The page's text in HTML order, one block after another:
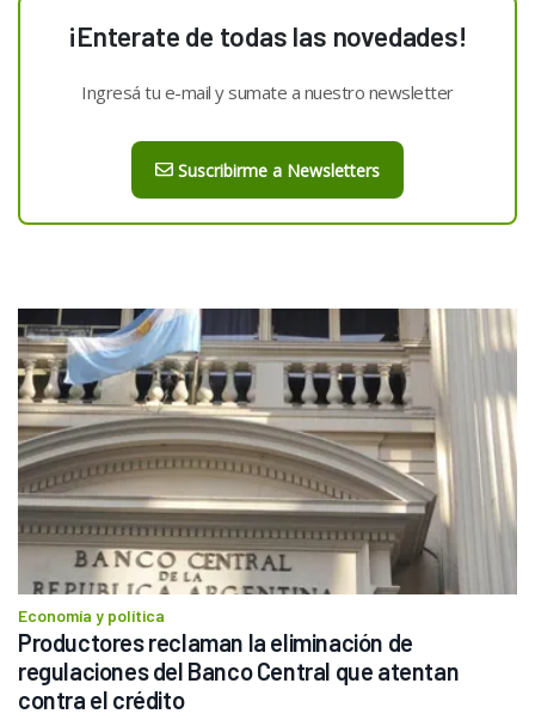
¡Enterate de todas las novedades!
Ingresá tu e-mail y sumate a nuestro newsletter
Suscribirme a Newsletters
Economía y política
Productores reclaman la eliminación de
regulaciones del Banco Central que atentan
contra el crédito